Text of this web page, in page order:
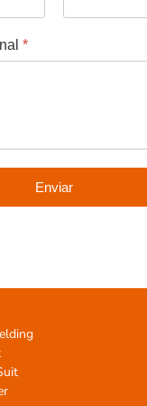
*
Enviar